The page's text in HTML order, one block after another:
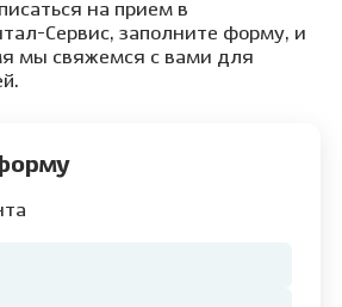
на прием в
Сервис, заполните форму, и
мы свяжемся с вами для